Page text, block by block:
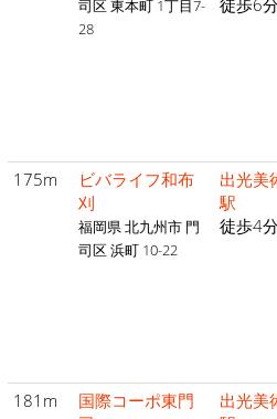
司区 東本町 1丁目7-
28
徒歩6
175m
ビバライフ和布
刈
福岡県 北九州市 門
司区 浜町 10-22
出光美
駅
徒歩4
181m
国際コーポ東門
出光美